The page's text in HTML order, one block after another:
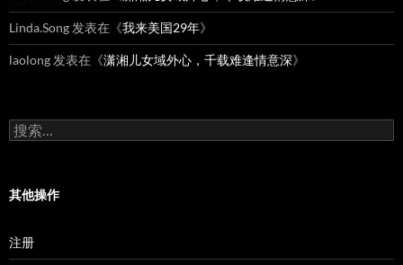
Linda.Song 发表在《我来美国29年》
laolong 发表在《潇湘儿女域外心，千载难逢情意深》
搜
索：
其他操作
注册